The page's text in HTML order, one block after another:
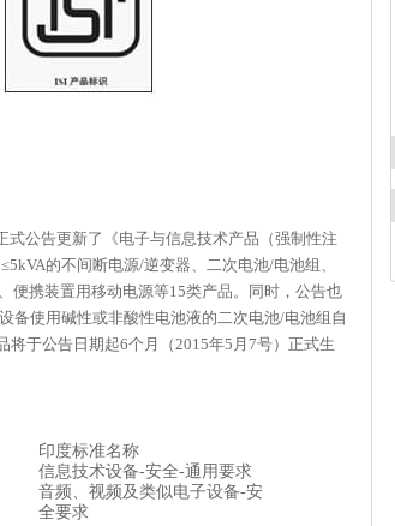
公告更新了《电子与信息技术产品（强制性注
的不间断电源/逆变器、二次电池/电池组、
便携装置用移动电源等15类产品。同时，公告也
备使用碱性或非酸性电池液的二次电池/电池组自
于公告日期起6个月（2015年5月7号）正式生
印度标准名称
信息技术设备-安全-通用要求
音频、视频及类似电子设备-安
全要求